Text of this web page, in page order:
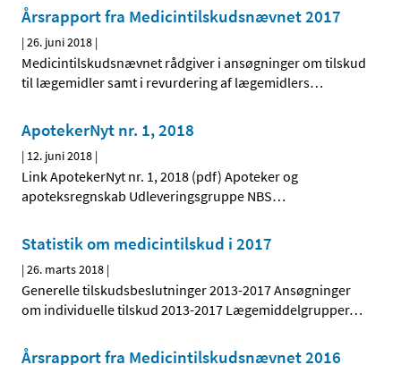
Årsrapport fra Medicintilskudsnævnet 2017
|26. juni 2018 |
Medicintilskudsnævnet rådgiver i ansøgninger om tilskud
til lægemidler samt i revurdering af lægemidlers…
ApotekerNyt nr. 1, 2018
| 12. juni 2018 |
Link ApotekerNyt nr. 1, 2018 (pdf) Apoteker og
apoteksregnskab Udleveringsgruppe NBS…
Statistik om medicintilskud i 2017
|26. marts 2018 |
Generelle tilskudsbeslutninger 2013-2017 Ansøgninger
om individuelle tilskud 2013-2017 Lægemiddelgrupper…
Årsrapport fra Medicintilskudsnævnet 2016